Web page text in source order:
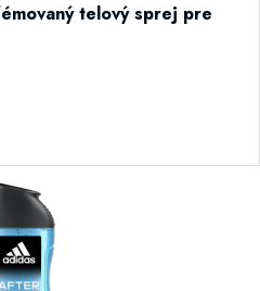
telový sprej pre